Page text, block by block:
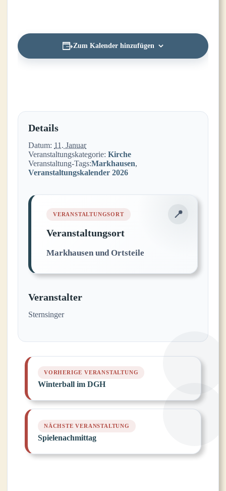
Zum Kalender hinzufügen
Details
Datum: 11. Januar
Veranstaltungskategorie: Kirche
Veranstaltung-Tags:Markhausen,
Veranstaltungskalender 2026
Veranstaltungsort
Markhausen und Ortsteile
Veranstalter
Sternsinger
Winterball im DGH
Spielenachmittag